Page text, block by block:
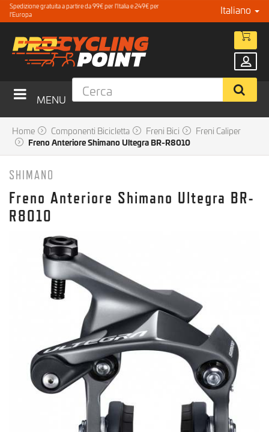
Spedizione gratuita a partire da 99€ per l'Italia e 249€ per
l'Europa
Italiano
MENU
Home Componenti Bicicletta Freni Bici Freni Caliper
Freno Anteriore Shimano Ultegra BR-R8010
SHIMANO
Freno Anteriore Shimano Ultegra BR-
R8010